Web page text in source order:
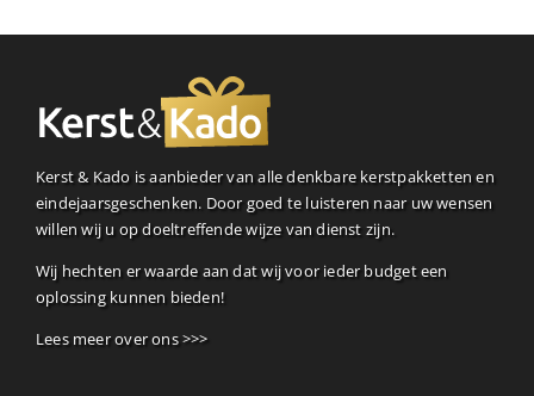
Kerst & Kado is aanbieder van alle denkbare kerstpakketten en
eindejaarsgeschenken. Door goed te luisteren naar uw wensen
willen wij u op doeltreffende wijze van dienst zijn.
Wij hechten er waarde aan dat wij voor ieder budget een
oplossing kunnen bieden!
Lees meer over ons >>>